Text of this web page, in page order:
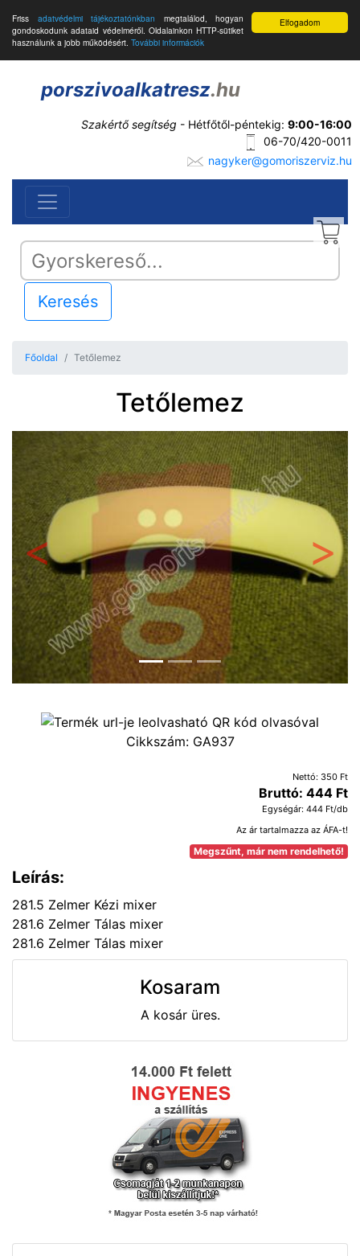
Elfogadom
Friss adatvédelmi tájékoztatónkban megtalálod, hogyan
gondoskodunk adataid védelméről. Oldalainkon HTTP-sütiket
használunk a jobb működésért. További információk
porszivoalkatresz.hu
Szakértő segítség - Hétfőtől-péntekig: 9:00-16:00
06-70/420-0011
nagyker@gomoriszerviz.hu
Keresés
Főoldal Tetőlemez
Tetőlemez
Előző
Cikkszám: GA937
Nettó: 350 Ft
Bruttó: 444 Ft
Egységár: 444 Ft/db
Az ár tartalmazza az ÁFA-t!
Megszűnt, már nem rendelhető!
Leírás:
281.5 Zelmer Kézi mixer
281.6 Zelmer Tálas mixer
281.6 Zelmer Tálas mixer
Kosaram
A kosár üres.